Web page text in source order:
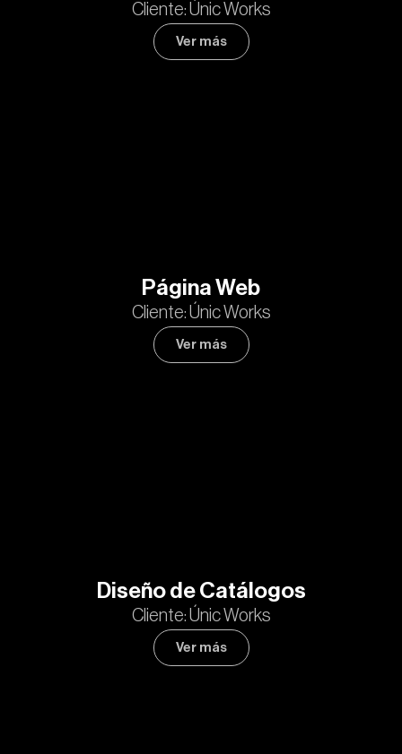
Cliente: Únic Works
Ver más
Página Web
Cliente: Únic Works
Ver más
Diseño de Catálogos
Cliente: Únic Works
Ver más